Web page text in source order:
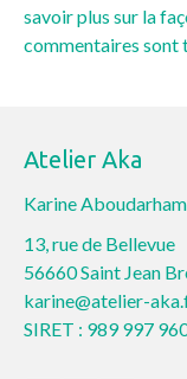
savoir plus sur la
commentaires sont
Atelier Aka
Karine Aboudarham
13, rue de Bellevue
56660 Saint Jean
karine@atelier-
SIRET : 989 997